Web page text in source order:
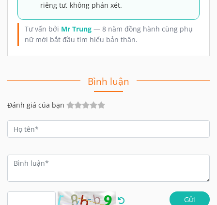
riêng tư, không phán xét.
Tư vấn bởi Mr Trung — 8 năm đồng hành cùng phụ
nữ mới bắt đầu tìm hiểu bản thân.
Bình luận
Đánh giá của bạn
Gửi